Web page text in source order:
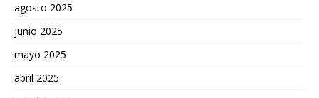
agosto 2025
junio 2025
mayo 2025
abril 2025